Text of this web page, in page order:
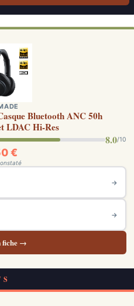
Bluetooth ANC 50h
LDAC Hi-Res
8.0/10
€
→
→
fiche →